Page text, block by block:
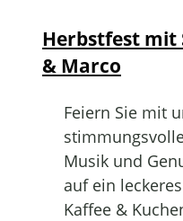
Herbstfest mit
& Marco
Feiern Sie mit
Musik und
auf ein
Kaffee &